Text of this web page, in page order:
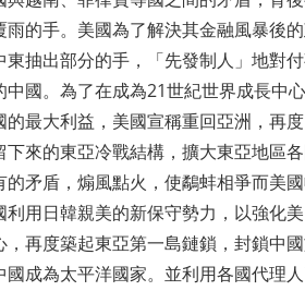
雨的手。美國為了解決其金融風暴後
東抽出部分的手，「先發制人」地對
中國。為了在成為21世紀世界成長中
的最大利益，美國宣稱重回亞洲，再度
下來的東亞冷戰結構，擴大東亞地區
的矛盾，煽風點火，使鷸蚌相爭而美
利用日韓親美的新保守勢力，以強化
，再度築起東亞第一島鏈鎖，封鎖中
國成為太平洋國家。並利用各國代理